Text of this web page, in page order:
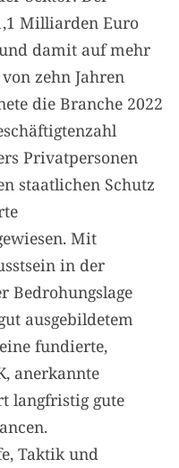
Milliarden Euro
damit auf mehr
zehn Jahren
die Branche 2022
Privatpersonen
staatlichen Schutz
Mit
in der
Bedrohungslage
ausgebildetem
fundierte,
anerkannte
langfristig gute
Taktik und